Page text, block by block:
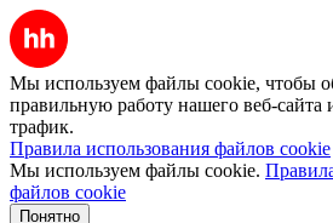
Мы используем файлы cookie, чтобы
правильную работу нашего веб-сайта
трафик.
Правила использования файлов cookie
Мы используем файлы cookie.
файлов cookie
Понятно